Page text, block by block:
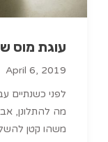
עוגת מוס
April 6, 2019
לפני כשנתיים
מה להתלונן,
משהו קטן